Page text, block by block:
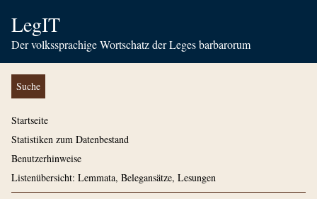
LegIT
Der volkssprachige Wortschatz der Leges barbarorum
Suche
Startseite
Statistiken zum Datenbestand
Benutzerhinweise
Listenübersicht: Lemmata, Belegansätze, Lesungen